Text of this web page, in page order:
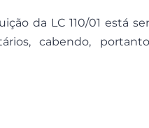
da LC 110/01 está
cabendo,